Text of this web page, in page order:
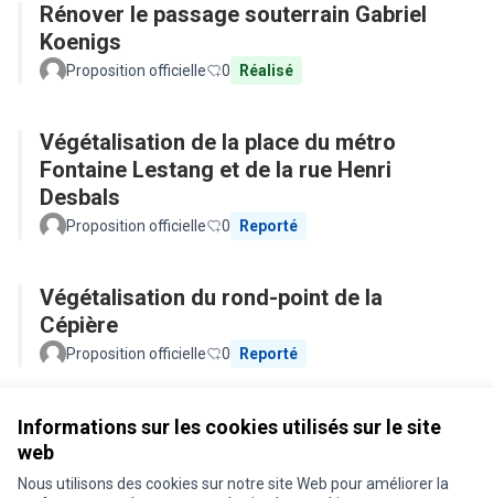
Informations sur les cookies utilisés sur le site
web
Nous utilisons des cookies sur notre site Web pour améliorer la
Rénover le passage souterrain Gabriel
Koenigs
Proposition officielle 0 Réalisé
Végétalisation de la place du métro
Fontaine Lestang et de la rue Henri
Desbals
Proposition officielle 0 Reporté
Végétalisation du rond-point de la
Cépière
Proposition officielle 0 Reporté
Conditions d'utilisation